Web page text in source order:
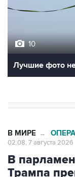
Лучшие фото
В
Трампа
выполнить